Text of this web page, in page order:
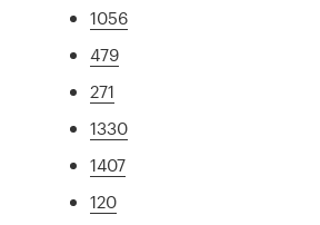
1056
479
271
1330
1407
120